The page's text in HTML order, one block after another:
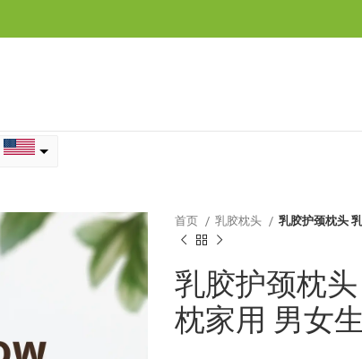
首页 乳胶枕头 乳胶护颈枕头
乳胶护颈枕
枕家用 男女